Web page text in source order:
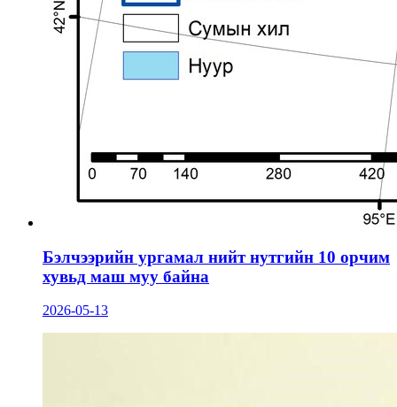
Бэлчээрийн ургамал нийт нутгийн 10 орчим
хувьд маш муу байна
2026-05-13